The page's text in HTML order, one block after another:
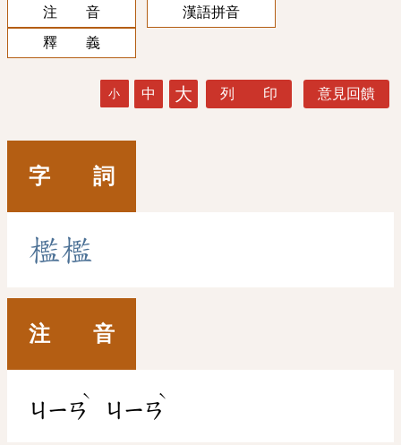
注 音
漢語拼音
釋 義
小 中 大 列 印 意見回饋
字 詞
檻檻
注 音
ㄐㄧㄢ
ˋ
ㄐㄧㄢ
ˋ